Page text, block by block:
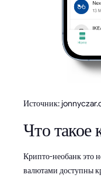
Источник:
Что такое
Крипто-необанк это
валютами доступны